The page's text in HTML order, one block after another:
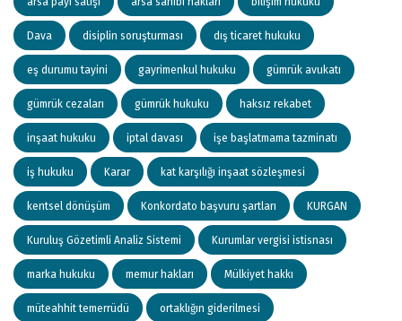
Dava disiplin soruşturması dış ticaret hukuku
eş durumu tayini gayrimenkul hukuku gümrük avukatı
gümrük cezaları gümrük hukuku haksız rekabet
inşaat hukuku iptal davası işe başlatmama tazminatı
iş hukuku Karar kat karşılığı inşaat sözleşmesi
kentsel dönüşüm Konkordato başvuru şartları KURGAN
Kuruluş Gözetimli Analiz Sistemi Kurumlar vergisi istisnası
marka hukuku memur hakları Mülkiyet hakkı
müteahhit temerrüdü ortaklığın giderilmesi